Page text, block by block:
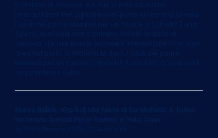
Il sindaco di Genova: «Le mie parole sui maiali
intercettate? Per ogni area nel porto si scatena la rissa.
I soldi del ponte Morandi per un favore a Spinelli? È una
falsità, quei soldi non c’entrano nulla»Il sindaco di
Genova: «Le mie parole sui maiali intercettate? Per ogni
area nel porto si scatena la rissa. I soldi del ponte
Morandi per un favore a Spinelli? È una falsità, quei soldi
non c’entrano nulla»
Marco Balich: «Ero il dj alle feste di De Michelis. A Torino
ho tenuto lontani Peter Gabriel e Yoko Ono»
on 13/05/2024 at 06:05